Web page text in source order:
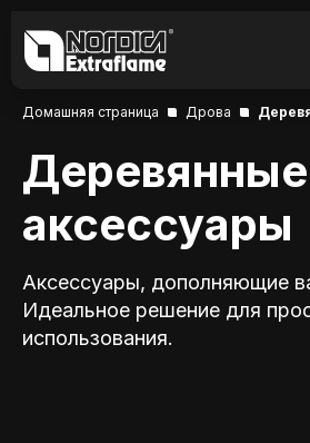
Домашняя страница Дрова
Деревянные
аксессуары
Аксессуары, дополняющие
Идеальное решение для
использования.